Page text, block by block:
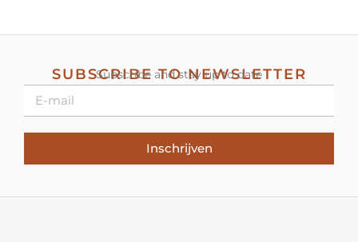
SUBSCRIBE TO NEWSLETTER
Subscribe and stay up to date
Inschrijven